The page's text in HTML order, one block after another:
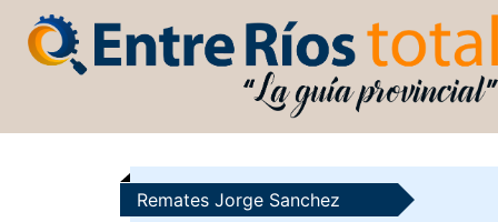
Remates Jorge Sanchez